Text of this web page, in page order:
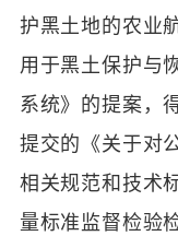
护黑土地的农业
用于黑土保护与
系统》的提案，
提交的《关于对
相关规范和技术
量标准监督检验